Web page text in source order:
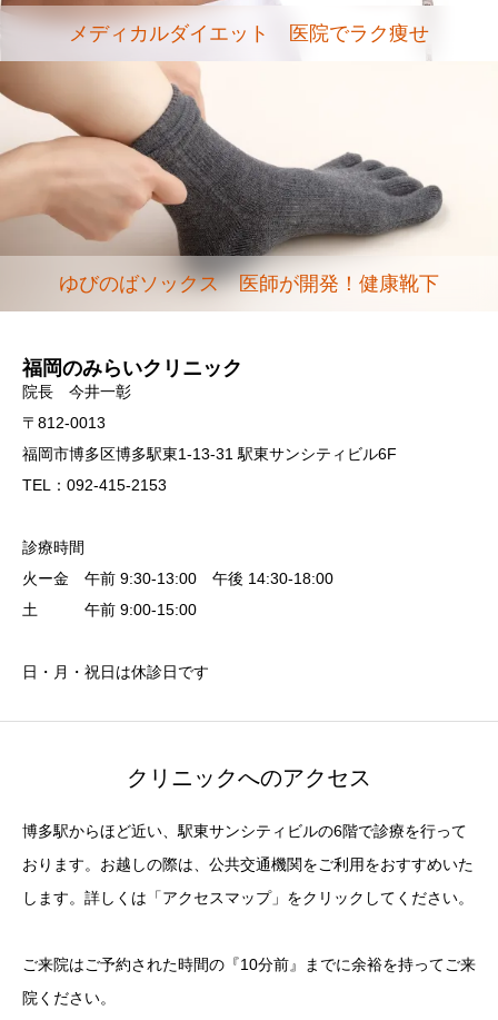
メディカルダイエット 医院でラク痩せ
ゆびのばソックス 医師が開発！健康靴下
福岡のみらいクリニック
院長 今井一彰
〒812-0013
福岡市博多区博多駅東1-13-31 駅東サンシティビル6F
TEL：092-415-2153
診療時間
火ー金 午前 9:30-13:00 午後 14:30-18:00
土 午前 9:00-15:00
日・月・祝日は休診日です
クリニックへのアクセス
博多駅からほど近い、駅東サンシティビルの6階で診療を行って
おります。お越しの際は、公共交通機関をご利用をおすすめいた
します。詳しくは「アクセスマップ」をクリックしてください。
ご来院はご予約された時間の『10分前』までに余裕を持ってご来
院ください。